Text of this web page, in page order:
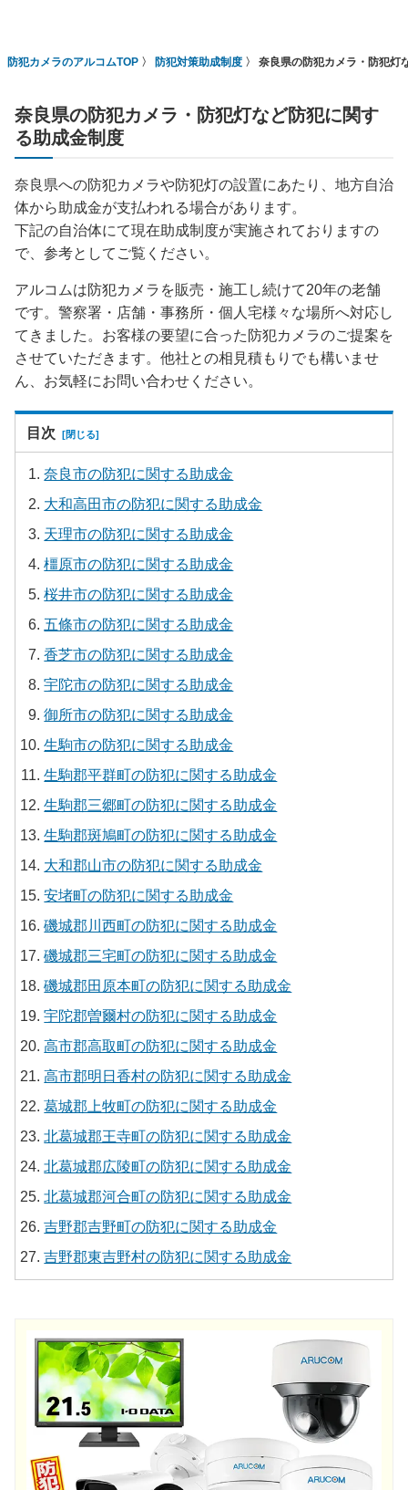
防犯カメラのアルコムTOP 防犯対策助成制度 奈良県の防犯カメラ・防犯灯
奈良県の防犯カメラ・防犯灯など防犯に関す
る助成金制度
奈良県への防犯カメラや防犯灯の設置にあたり、地方自治
体から助成金が支払われる場合があります。
下記の自治体にて現在助成制度が実施されておりますの
で、参考としてご覧ください。
アルコムは防犯カメラを販売・施工し続けて20年の老舗
です。警察署・店舗・事務所・個人宅様々な場所へ対応し
てきました。お客様の要望に合った防犯カメラのご提案を
させていただきます。他社との相見積もりでも構いませ
ん、お気軽にお問い合わせください。
目次
奈良市の防犯に関する助成金
大和高田市の防犯に関する助成金
天理市の防犯に関する助成金
橿原市の防犯に関する助成金
桜井市の防犯に関する助成金
五條市の防犯に関する助成金
香芝市の防犯に関する助成金
宇陀市の防犯に関する助成金
御所市の防犯に関する助成金
生駒市の防犯に関する助成金
生駒郡平群町の防犯に関する助成金
生駒郡三郷町の防犯に関する助成金
生駒郡斑鳩町の防犯に関する助成金
大和郡山市の防犯に関する助成金
安堵町の防犯に関する助成金
磯城郡川西町の防犯に関する助成金
磯城郡三宅町の防犯に関する助成金
磯城郡田原本町の防犯に関する助成金
宇陀郡曽爾村の防犯に関する助成金
高市郡高取町の防犯に関する助成金
高市郡明日香村の防犯に関する助成金
葛城郡上牧町の防犯に関する助成金
北葛城郡王寺町の防犯に関する助成金
北葛城郡広陵町の防犯に関する助成金
北葛城郡河合町の防犯に関する助成金
吉野郡吉野町の防犯に関する助成金
吉野郡東吉野村の防犯に関する助成金